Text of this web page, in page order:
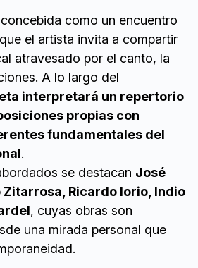
como un encuentro
el artista invita a compartir
atravesado por el canto, la
A lo largo del
interpretará un repertorio
propias con
fundamentales del
.
se destacan José
Ricardo Iorio, Indio
, cuyas obras son
una mirada personal que